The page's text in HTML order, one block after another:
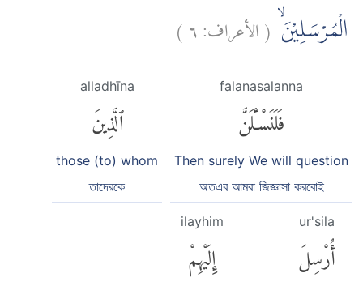
الْمُرْسَلِيْنَۙ (الأعراف:٦)
falanasalanna
فَلَنَسْـَٔلَنَّ
Then surely We will question
অতএব আমরা জিজ্ঞাসা করবোই
alladhīna
ٱلَّذِينَ
those (to) whom
তাদেরকে
ur'sila
أُرْسِلَ
ilayhim
إِلَيْهِمْ